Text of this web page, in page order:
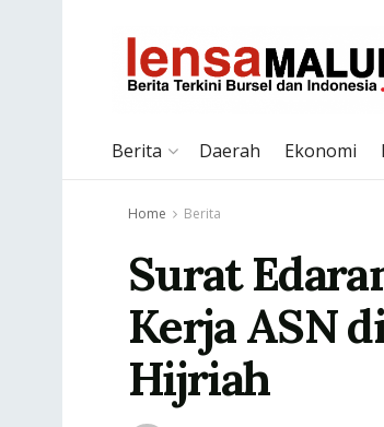
Berita Daerah Ekonomi
Home Berita
Surat
Kerja ASN
Hijriah